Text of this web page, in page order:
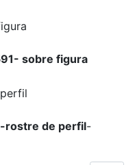
sobre figura
rostre de perfil-